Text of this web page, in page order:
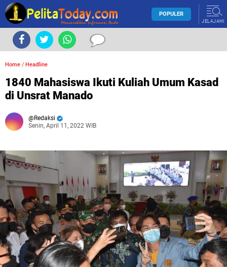
POPULER
JELAJAHI
Home / Headline
1840 Mahasiswa Ikuti Kuliah Umum Kasad
di Unsrat Manado
Redaksi
Senin, April 11, 2022 WIB